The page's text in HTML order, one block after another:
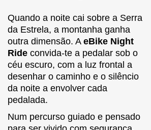
Quando a noite cai sobre a Serra
da Estrela, a montanha ganha
outra dimensão. A eBike Night
Ride convida-te a pedalar sob o
céu escuro, com a luz frontal a
desenhar o caminho e o silêncio
da noite a envolver cada
pedalada.
Num percurso guiado e pensado